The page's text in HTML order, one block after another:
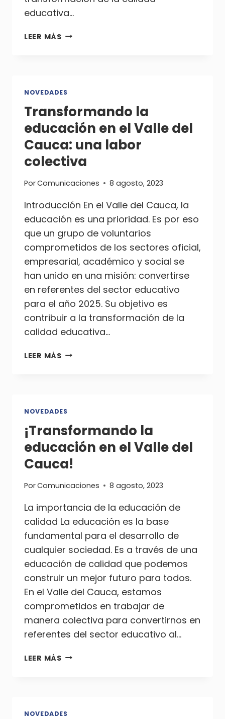
educativa…
LEER MÁSLA
COLECTIVO
HACIA
EL
2025
NOVEDADES
Transformando la
educación en el Valle del
Cauca: una labor
colectiva
PorComunicaciones 8 agosto, 2023
Introducción En el Valle del Cauca, la
educación es una prioridad. Es por eso
que un grupo de voluntarios
comprometidos de los sectores oficial,
empresarial, académico y social se
han unido en una misión: convertirse
en referentes del sector educativo
para el año 2025. Su objetivo es
contribuir a la transformación de la
calidad educativa…
LEER MÁSTRANSFORMANDO
VALLE
DEL
CAUCA:
UNA
LABOR
COLECTIVA
NOVEDADES
¡Transformando la
educación en el Valle del
Cauca!
PorComunicaciones 8 agosto, 2023
La importancia de la educación de
calidad La educación es la base
fundamental para el desarrollo de
cualquier sociedad. Es a través de una
educación de calidad que podemos
construir un mejor futuro para todos.
En el Valle del Cauca, estamos
comprometidos en trabajar de
manera colectiva para convertirnos en
referentes del sector educativo al…
LEER MÁS¡TRANSFORMANDO
VALLE
NOVEDADES